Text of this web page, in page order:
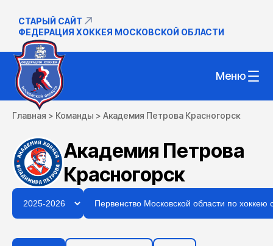
СТАРЫЙ САЙТ
ФЕДЕРАЦИЯ ХОККЕЯ МОСКОВСКОЙ ОБЛАСТИ
Меню
Главная > Команды > Академия Петрова Красногорск
Академия Петрова
Красногорск